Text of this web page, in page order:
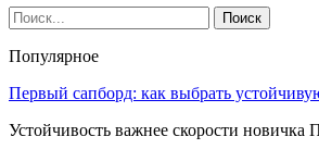
Популярное
Первый сапборд: как выбрать
Устойчивость важнее скорости